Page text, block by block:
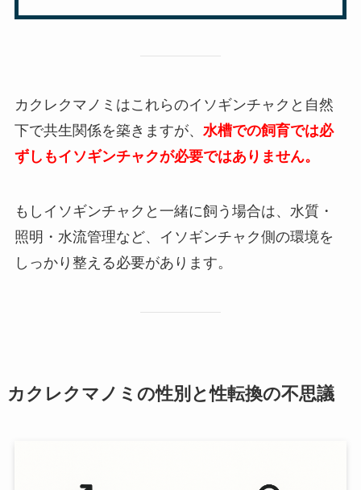
カクレクマノミはこれらのイソギンチャクと自然
下で共生関係を築きますが、 水槽での飼育では必
ずしもイソギンチャクが必要ではありません。
もしイソギンチャクと一緒に飼う場合は、水質・
照明・水流管理など、イソギンチャク側の環境を
しっかり整える必要があります。
カクレクマノミの性別と性転換の不思議